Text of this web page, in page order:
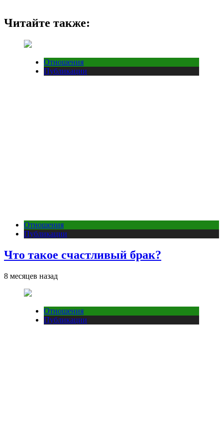
Читайте также:
Отношения
Публикации
Отношения
Публикации
Что такое счастливый брак?
8 месяцев назад
Отношения
Публикации